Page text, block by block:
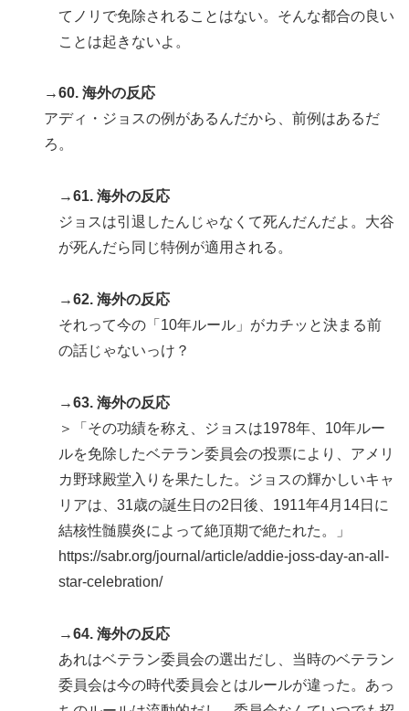
てノリで免除されることはない。そんな都合の良い
ことは起きないよ。
→60. 海外の反応
アディ・ジョスの例があるんだから、前例はあるだ
ろ。
→61. 海外の反応
ジョスは引退したんじゃなくて死んだんだよ。大谷
が死んだら同じ特例が適用される。
→62. 海外の反応
それって今の「10年ルール」がカチッと決まる前
の話じゃないっけ？
→63. 海外の反応
＞「その功績を称え、ジョスは1978年、10年ルー
ルを免除したベテラン委員会の投票により、アメリ
カ野球殿堂入りを果たした。ジョスの輝かしいキャ
リアは、31歳の誕生日の2日後、1911年4月14日に
結核性髄膜炎によって絶頂期で絶たれた。」
https://sabr.org/journal/article/addie-joss-day-an-all-
star-celebration/
→64. 海外の反応
あれはベテラン委員会の選出だし、当時のベテラン
委員会は今の時代委員会とはルールが違った。あっ